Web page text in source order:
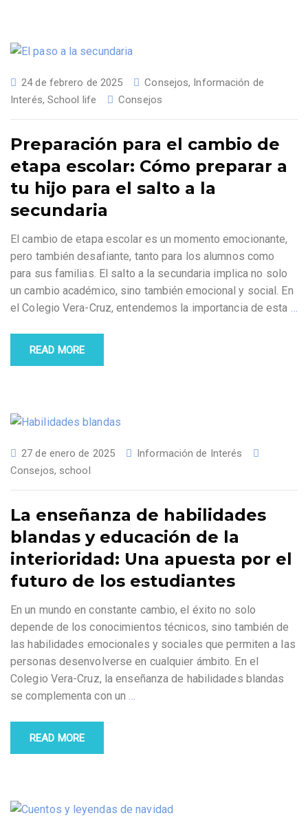
24 de febrero de 2025 Consejos, Información de
Interés, School life Consejos
Preparación para el cambio de
etapa escolar: Cómo preparar a
tu hijo para el salto a la
secundaria
El cambio de etapa escolar es un momento emocionante,
pero también desafiante, tanto para los alumnos como
para sus familias. El salto a la secundaria implica no solo
un cambio académico, sino también emocional y social. En
el Colegio Vera-Cruz, entendemos la importancia de esta …
READ MORE
27 de enero de 2025
Información de Interés
Consejos, school
La enseñanza de habilidades
blandas y educación de la
interioridad: Una apuesta por el
futuro de los estudiantes
En un mundo en constante cambio, el éxito no solo
depende de los conocimientos técnicos, sino también de
las habilidades emocionales y sociales que permiten a las
personas desenvolverse en cualquier ámbito. En el
Colegio Vera-Cruz, la enseñanza de habilidades blandas
se complementa con un
READ MORE